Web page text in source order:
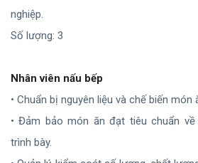
nghiệp.
Số lượng: 3
Nhân viên nấu bếp
• Chuẩn bị nguyên liệu và chế biến
• Đảm bảo món ăn đạt tiêu chuẩn
trình bày.